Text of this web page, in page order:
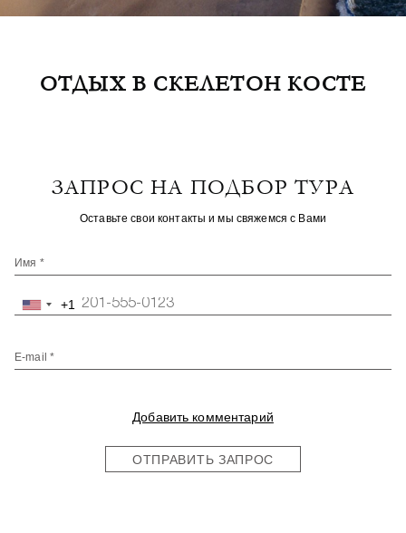
ОТДЫХ В CКЕЛЕТОН КОСТЕ
ЗАПРОС НА ПОДБОР ТУРА
Оставьте свои контакты и мы свяжемся с Вами
Имя *
United+1
E-mail *
Добавить комментарий
ОТПРАВИТЬ ЗАПРОС